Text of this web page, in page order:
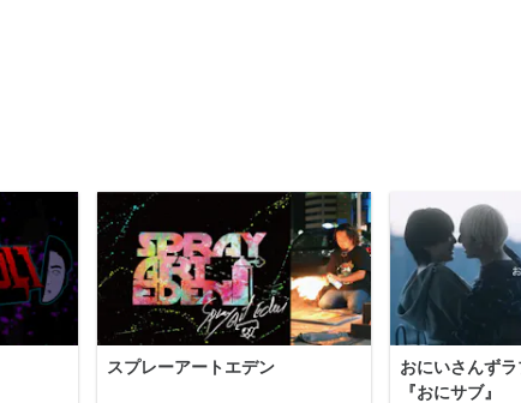
スプレーアートエデン
おにいさんず
『おにサブ』